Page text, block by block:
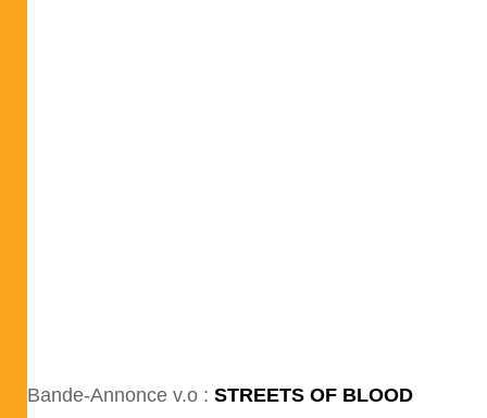
Bande-Annonce v.o : STREETS OF BLOOD